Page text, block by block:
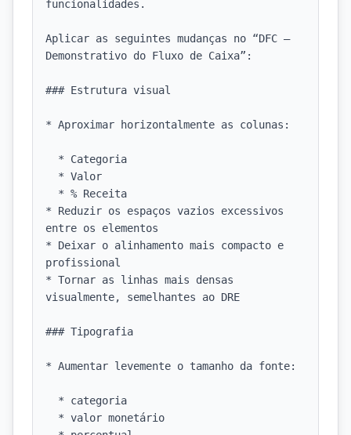
funcionalidades.
Aplicar as seguintes mudanças no “DFC —
Demonstrativo do Fluxo de Caixa”:
### Estrutura visual
* Aproximar horizontalmente as colunas:
* Reduzir os espaços vazios excessivos
entre os elementos
* Deixar o alinhamento mais compacto e
profissional
* Tornar as linhas mais densas
visualmente, semelhantes ao DRE
### Tipografia
* Aumentar levemente o tamanho da fonte: